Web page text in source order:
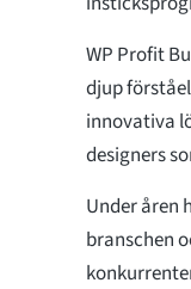
WP Profit
djup
innovativa
designers
Under åren
branschen